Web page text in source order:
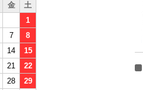
金
土
1
7
8
14
15
21
22
28
29